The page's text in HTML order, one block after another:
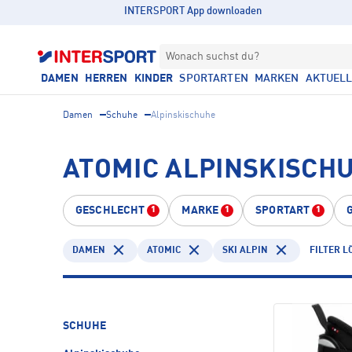
INTERSPORT App downloaden
Wonach suchst du?
DAMEN
HERREN KINDER SPORTARTEN MARKEN
Damen Schuhe Alpinskischuhe
ATOMIC
GESCHLECHT 1 MARKE 1 SPORTART 1
DAMEN ATOMIC SKI ALPIN FILTER
SCHUHE